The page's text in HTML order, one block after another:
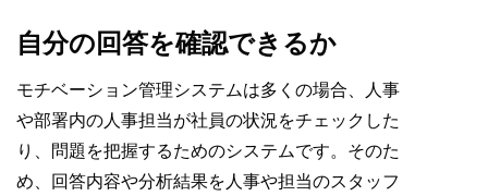
自分の回答を確認できるか
モチベーション管理システムは多くの場合、人事
や部署内の人事担当が社員の状況をチェックした
り、問題を把握するためのシステムです。そのた
め、回答内容や分析結果を人事や担当のスタッフ